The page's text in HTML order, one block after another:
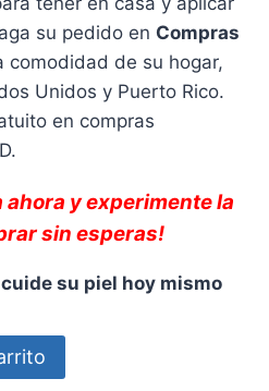
su pedido en Compras
comodidad de su hogar,
Unidos y Puerto Rico.
en compras
ahora y experimente la
sin esperas!
su piel hoy mismo